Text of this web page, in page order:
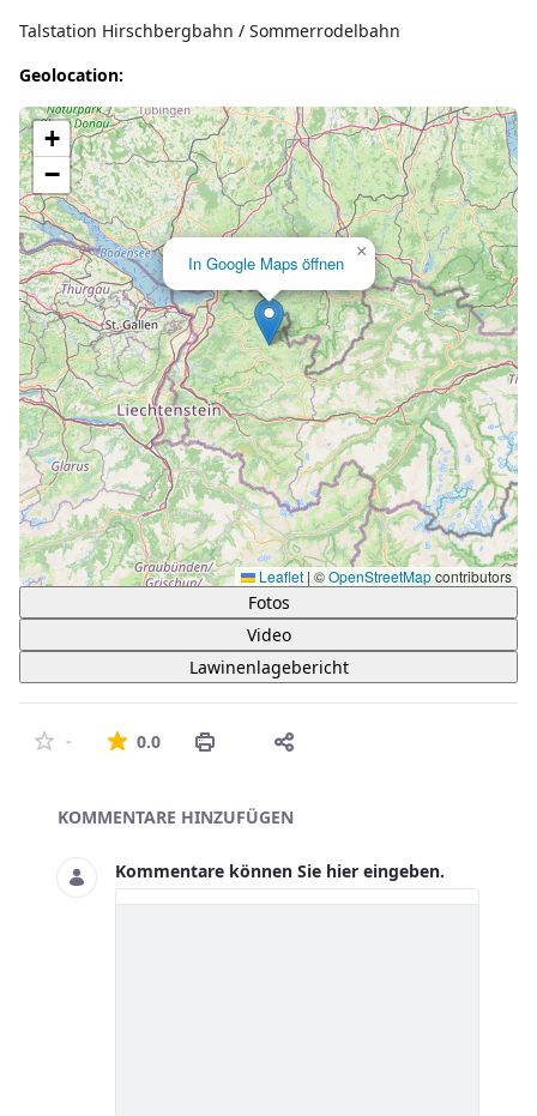
Talstation Hirschbergbahn / Sommerrodelbahn
Geolocation:
Lade Karte...
In Google Maps öffnen
×
+
−
Leaflet | ©OpenStreetMapcontributors
Fotos
Video
Lawinenlagebericht
- 0.0Die durchschnittliche Bewertung ist 0 von 5
Asset-Herausgeber
KOMMENTARE HINZUFÜGEN
Kommentare können Sie hier eingeben.